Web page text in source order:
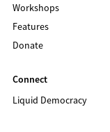
Workshops
Features
Donate
Connect
Liquid Democracy